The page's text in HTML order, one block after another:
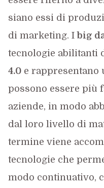
siano essi di
di marketing. I big
tecnologie abilitanti
4.0e rappresentano
possono essere più
aziende, in modo
dal loro livello di
termine viene
tecnologie che
modo continuativo,